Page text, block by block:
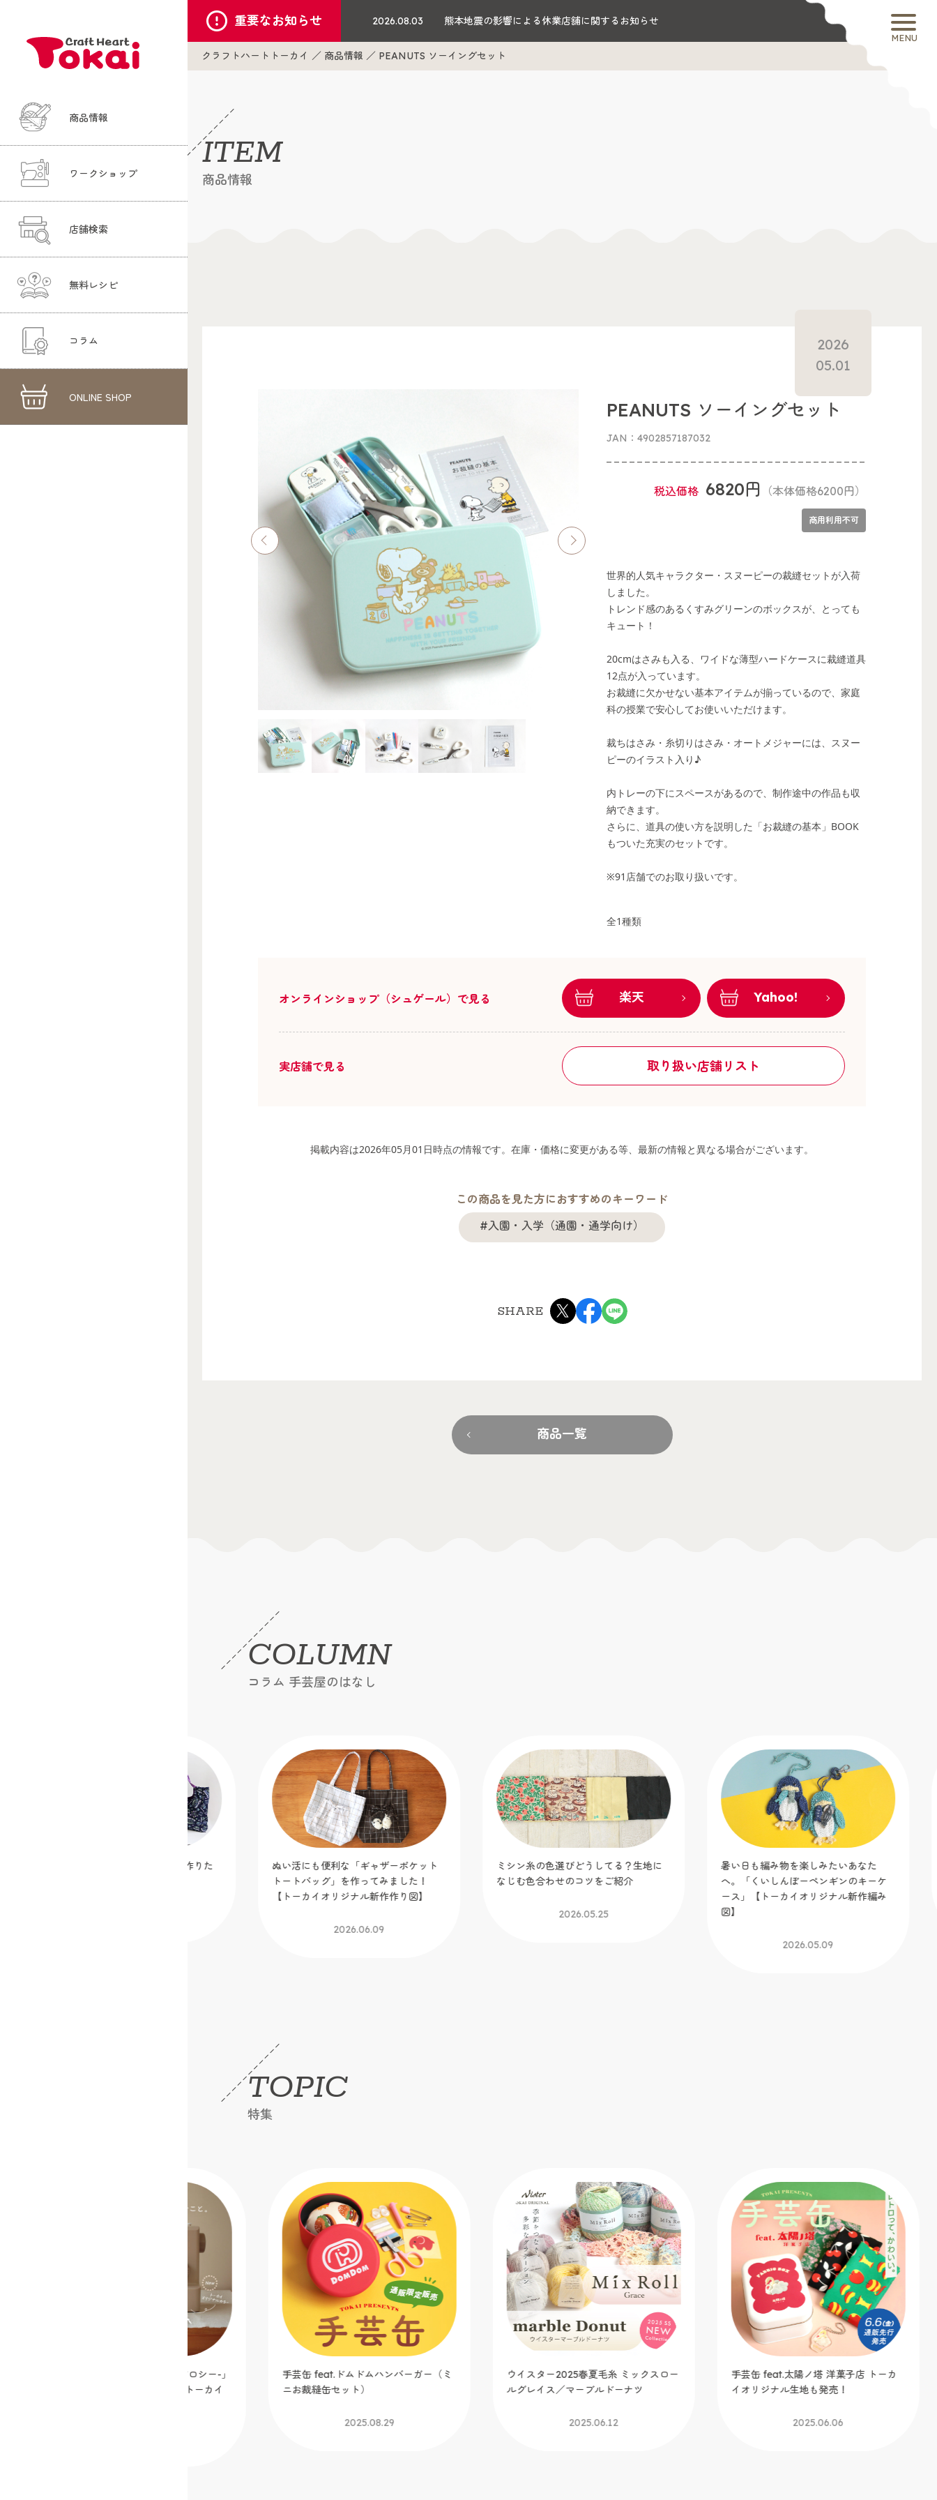
商品情報
ワークショップ
店舗検索
無料レシピ
コラム
ONLINE SHOP
MENU
重要なお知らせ 2026.08.03 熊本地震の影響による休業店舗に関するお知らせ
クラフトハートトーカイ 商品情報 PEANUTS ソーイングセット
ITEM
商品情報
PEANUTS ソーイングセット
JAN：4902857187032
2026
05.01
税込価格 6820円 （本体価格6200円）
商用利用不可
世界的人気キャラクター・スヌーピーの裁縫セットが入荷
しました。
トレンド感のあるくすみグリーンのボックスが、とっても
キュート！
20cmはさみも入る、ワイドな薄型ハードケースに裁縫道具
12点が入っています。
お裁縫に欠かせない基本アイテムが揃っているので、家庭
科の授業で安心してお使いいただけます。
裁ちはさみ・糸切りはさみ・オートメジャーには、スヌー
ピーのイラスト入り♪
内トレーの下にスペースがあるので、制作途中の作品も収
納できます。
さらに、道具の使い方を説明した「お裁縫の基本」BOOK
もついた充実のセットです。
※91店舗でのお取り扱いです。
全1種類
オンラインショップ（シュゲール）で見る 楽天 Yahoo!
実店舗で見る 取り扱い店舗リスト
掲載内容は2026年05月01日時点の情報です。在庫・価格に変更がある等、最新の情報と異なる場合がございます。
この商品を見た方におすすめのキーワード
#入園・入学（通園・通学向け）
SHARE
商品一覧
COLUMN
コラム 手芸屋のはなし
ディズニーキャラクター生地で作りた
ぬい活にも便利な「ギャザーポケット
トートバッグ」を作ってみました！
【トーカイオリジナル新作作り図】
2026.06.09
ミシン糸の色選びどうしてる？生地に
なじむ色合わせのコツをご紹介
2026.05.25
暑い日も編み物を楽しみたいあなた
へ。「くいしんぼーペンギンのキーケ
ース」【トーカイオリジナル新作編み
2026.05.09
TOPIC
特集
シンプルミシン「Dorothy-ドロシー-」
カフェオレ【クラフトハートトーカイ
手芸缶 feat.ドムドムハンバーガー（ミ
ニお裁縫缶セット）
2025.08.29
ウイスター2025春夏毛糸 ミックスロー
ルグレイス／マーブルドーナツ
2025.06.12
手芸缶 feat.太陽ノ塔 洋菓子店 トーカ
イオリジナル生地も発売！
2025.06.06